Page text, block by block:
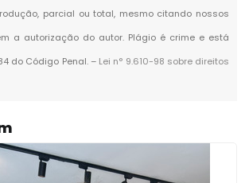
parcial ou total, mesmo citando nossos
a autorização do autor. Plágio é crime e está
do Código Penal. – Lei n° 9.610-98 sobre direitos